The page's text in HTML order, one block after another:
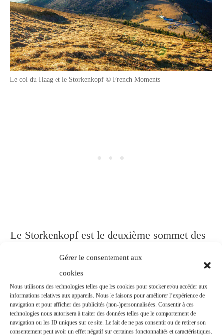
Gérer le consentement aux
cookies
Nous utilisons des technologies telles que les cookies pour stocker et/ou accéder aux
informations relatives aux appareils. Nous le faisons pour améliorer l’expérience de
navigation et pour afficher des publicités (non-)personnalisées. Consentir à ces
technologies nous autorisera à traiter des données telles que le comportement de
navigation ou les ID uniques sur ce site. Le fait de ne pas consentir ou de retirer son
consentement peut avoir un effet négatif sur certaines fonctonnalités et caractéristiques.
Le col du Haag et le Storkenkopf © French Moments
Le Storkenkopf est le deuxième sommet des
Vosges, juste après leGrand Ballon
Pourtant, il reste beaucoup moins connu que
son grand voisin.
Depuis le col du Haag, on peut rejoindre son